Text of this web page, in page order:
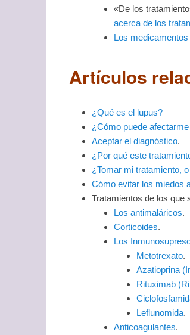
«De los
acerca de los
Los
Artículos
¿Qué es el lupus?
¿Cómo puede
Aceptar el diagnóstico.
¿Por qué este
¿Tomar mi tratamiento,
Cómo evitar los miedos
Tratamientos de los que
Los antimaláricos.
Corticoides.
Los
Metotrexato.
Azatioprina
Rituximab
Leflunomida.
Anticoagulantes.